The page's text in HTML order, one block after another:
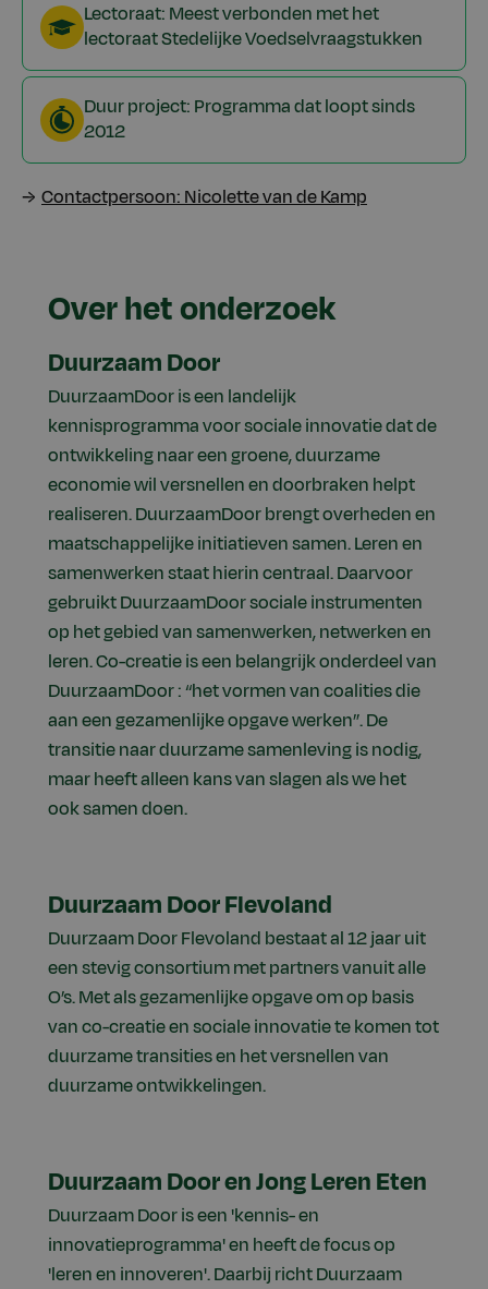
Lectoraat: Meest verbonden met het
lectoraat Stedelijke Voedselvraagstukken
Duur project: Programma dat loopt sinds
2012
Contactpersoon: Nicolette van de Kamp
Over het onderzoek
Duurzaam Door
DuurzaamDoor is een landelijk
kennisprogramma voor sociale innovatie dat de
ontwikkeling naar een groene, duurzame
economie wil versnellen en doorbraken helpt
realiseren. DuurzaamDoor brengt overheden en
maatschappelijke initiatieven samen. Leren en
samenwerken staat hierin centraal. Daarvoor
gebruikt DuurzaamDoor sociale instrumenten
op het gebied van samenwerken, netwerken en
leren. Co-creatie is een belangrijk onderdeel van
DuurzaamDoor : “het vormen van coalities die
aan een gezamenlijke opgave werken”. De
transitie naar duurzame samenleving is nodig,
maar heeft alleen kans van slagen als we het
ook samen doen.
Duurzaam Door Flevoland
Duurzaam Door Flevoland bestaat al 12 jaar uit
een stevig consortium met partners vanuit alle
O’s. Met als gezamenlijke opgave om op basis
van co-creatie en sociale innovatie te komen tot
duurzame transities en het versnellen van
duurzame ontwikkelingen.
Duurzaam Door en Jong Leren Eten
Duurzaam Door is een 'kennis- en
innovatieprogramma' en heeft de focus op
'leren en innoveren'. Daarbij richt Duurzaam